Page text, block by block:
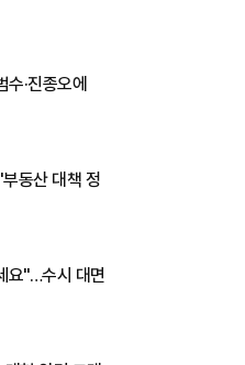
·진종오에
동산 대책 정
요"…수시 대면